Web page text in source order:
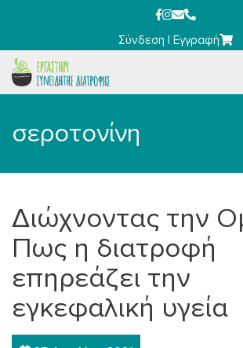
Σύνδεση |Εγγραφή
σεροτονίνη
Διώχνοντας την
Πως η διατροφή
επηρεάζει την
εγκεφαλική υγεία